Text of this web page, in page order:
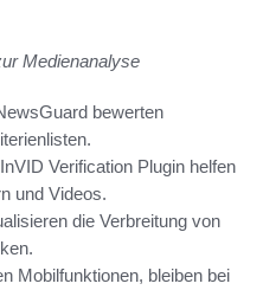
Medienanalyse
bewerten
Verification Plugin helfen
und Videos.
die Verbreitung von
Mobilfunktionen, bleiben bei